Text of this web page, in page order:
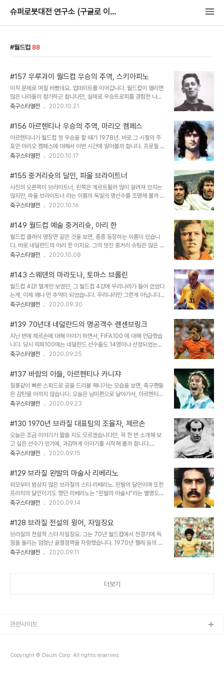
슈퍼로봇대전 연구소 (구글로 이사중)
월드컵 88
#157 우루과이 월드컵 우승의 주역, 스키아피노
이직 문제로 며칠 바빴네요. 업데이트를 이어갑니다. 월드컵이 열리면
많은 나라들이 참가하곤 합니다만, 실제로 우승트로피를 경험한 나라
는 10개국도 되지 않습니다. 2020년 기준으로도, 겨우 8개국이 전
는 축구강호 독일과 프랑스, 이태리, 브라질... 그리고 바로 아르헨티나
와 우루과이 입니다. 사실 우루과이가 1950년에 차지한 두 번째 월드
컵 우승은 대단한 전설로 남아 있습니다. 그 시절의 중심선수였던 스키
아피노를 살펴볼까 합니다. 이번 시간은 한 번 먼 과거로 날아가 봅시
다. 프로필 이름 : Juan Alberto Schiaffino Villano 생년월일 :
축구스타열전 2020.10.21
#156 아르헨티나 우승의 주역, 마리오 켐페스
아르헨티나가 월드컵 첫 우승을 할 때가 1978년. 바로 그 시절의 주
포인 마리오 켐페스에 대해서 이번 시간에 알아볼까 합니다. 프로필 이
름 : Mario Kempes 생년월일 : 1954년 7월 15일 신장/체중 :
20득점 주요수상 : 1978년 월드컵 득점왕 및 MVP 투우사로 불리던
호쾌한 공격수 켐페스 꿈은 이루어집니다. 한국도 언젠가 월드컵 정상
에 서는 날이 올 수 있습니다. 단지, 그 처음이 힘든 것입니다. 아르헨
티나도 마찬가지였습니다. 1974년 월드컵에서 아르헨티나는 2차리
그까지 진출하지만, 요한 크루이프가 이끌던 네덜란드를 만나게 됩니
는 월드컵..
축구스타열전 2020.10.17
#155 중거리슛의 달인, 파울 브라이트너
사진의 오른쪽이 브라이트너, 왼쪽은 게르트뮐러 많이 알려져 있지는
않지만, 파울 브라이트너 라는 이름의 독일의 명선수를 조명해 볼까 합
니다. 1974년 서독대표팀은 네덜란드의 토탈사커를 누르면서 월드컵
은 조명을 받습니다만, 그 외에도 숨은 명선수는 있었습니다. 왼쪽 측
면 수비수 였던 브라이트너도 빼놓을 수 없이 매서운 활약을 펼쳤습니
다. 7경기 3득점이라는 놀라운 활약! 숨은 MVP가 브라이트너 였다
라는 평가도 들었지요. 그는 어떤 선수였을까요. 한 번 살펴봅시다. 프
로필 이름 : Paul Breitner 생년월일 : 1951년 9월 5일 신장/체중 :
축구스타열전 2020.10.16
#149 월드컵 예술 중거리슛, 아리 한
월드컵 클래식 명장면 같은 것을 보면, 종종 등장하는 이름이 있습니
다. 바로 네덜란드의 아리 한 이지요. 그의 멋진 중거리 슈팅은 많은 사
람들을 놀래켰고, 게다가 아리 한의 골 덕분에 네덜란드가 우승후보 이
종 회자되는 어쩌면 당연한 것이겠지요. 74년, 78년 월드컵 네덜란
드 결승진출에 공헌한 아리 한을 살펴봅시다. 프로필 이름 :
Adrianus "Arie" Haan 생년월일 : 1948년 11월 16일 신장/체중 :
182cm / 80kg 포지션 : MF / DF 국적 : 네덜란드 국가대표 : 35
경기 6득점 1978년 월드컵, 그림같은 중거리 슈팅을 연달아 선보인
축구스타열전 2020.10.08
#143 스웨덴의 마라도나, 토마스 브롤린
월드컵 4강! 멀게만 보였던, 그 월드컵 4강에 우리나라가 들어 있었다
는게, 이제 꽤나 먼 추억이 되었습니다. 우리나라만 그런게 아닙니다.
스웨덴 역시 마찬가지입니다. 유로92와 94월드컵 연속으로 4강 신
요. 잘 알려지지는 않았지만 90년대 스웨덴 황금기의 스타, 토마스 브
롤린에 대해서 이번 시간에 살펴볼까 합니다. 프로필 이름 : Per
Tomas Brolin 생년월일 : 1969년 11월 29일 신장/체중 : 178cm
/ 74kg 포지션 : FW, MF 국적 : 스웨덴 국가대표 : 47시합 26득점
90년대 스웨덴 황금기의 스타선수 - 토마스 브롤린 1990년 월드컵,
축구스타열전 2020.09.30
#139 70년대 네덜란드의 명공격수 렌센브링크
지난 번에 제르손에 대해 이야기 하면서, FIFA100 에 대해 언급했습
니다. 당시 피파100에는 네덜란드 선수들도 14명이나 선정되었는데,
거기에는 1947년생 요한크루이프를 필두로, 우리에게도 익숙한 베르
유명한 명선수 였던 렌센브링크의 이름도 올라가 있었습니다. 크게 알
려져 있지는 않지만, 렌센브링크 역시 훌륭한 선수로 이름을 날리는 레
전드! 오늘은 그의 이야기로 가볼까요. 프로필 이름 : Pieter Robert
"Rob" Rensenbrink 생년월일 : 1947년 7월 3일 신장/체중 :
178cm / 76kg 포지션 : FW, MF (주로 왼쪽 윙어) 국적 : 네덜란드
축구스타열전 2020.09.25
#137 바람의 아들, 아르헨티나 카니쟈
질풍같이 빠른 스피드로 공을 드리블 해나가는 모습을 보면, 축구팬들
은 감탄을 아끼지 않습니다. 오늘은 남미편으로 날아가서, 아르헨티나
의 쾌속윙어 클라우디오 카니쟈의 이야기를 준비했습니다. 프로필 이
탈리아계 아르헨티나인이라 카니쟈를 선호) 생년월일 : 1967년 1월
9일 신장/체중 : 172cm / 67kg 포지션 : FW 국적 : 아르헨티나 국
가대표 : 50시합 16득점 바람의 아들, 마라도나의 연인, 쾌속전설 카
니쟈! 압도적인 스피드를 자랑하는 드리블로 적진을 휘젓고 다니는 카
니쟈의 샤방한 모습은 많은 팬들을 사로잡았습니다. 긴 금발에 잘생긴
버풀의 금발을..
축구스타열전 2020.09.23
#130 1970년 브라질 대표팀의 조율자, 제르손
오늘은 조금 이야기가 짧을 지도 모르겠습니다만, 꼭 한 번 소개해 보
고 싶은 선수가 있기에, 과감하게 이야기를 시작해 볼까 합니다.
2010년 월드컵에서 네덜란드의 전설 요한크루이프는, 특히 브라질
다, 플레이메이커가 없다, 제르손, 토스탕, 팔카오, 지코, 소크라테스
같은 선수들은 온데간데 없다" 라며 둥가 감독에게 냉혹한 평가를 내
리지요. 뭐, 지코 등 브라질 마법의 MF 4인방은 그렇다 치고, 제르손
의 이름이 언급되고 있는데, 정작 블로그에서 소개한 적이 없었습니다.
그래서 이번 기회에 제르손은 누구인가 살펴볼까 합니다 ^^ 프로필 이
69kg 포지션 ..
축구스타열전 2020.09.15
#129 브라질 왼발의 마술사 리베리노
외모부터 범상치 않은 브라질의 스타 리베리노. 왼발의 달인이며 또한
프리킥의 달인이기도 했던 리베리노는 "왼발의 마술사"라는 별명도
가지고 있습니다. 펠레가 은퇴 후, 브라질의 10번을 달았던 70년대
Rivelino (리베리노 혹은 히벨리누, 히벨리노 등으로 표기됩니다. 저
는 전자로 표기했습니다.) 생년월일 : 1946년 1월 1일 신장/체중 :
169cm / 73kg 포지션 : FW / MF 국적 : 브라질 국가대표 : 122시
합 43득점 왼발의 마술사, 리베리노 이야기 리베리노는 왼발 하나로
축구예술을 펼쳐나갔던 선수였습니다. 강력한 왼발 슈팅, 다양하면서
축구스타열전 2020.09.14
#128 브라질 전설의 윙어, 자일징요
브라질의 전설적 스타 자일징요. 그는 70년 월드컵에서 전경기에 득
점을 올리는 엄청난 골결정력을 자랑했습니다. 1970년 펠레 등의 스
타선수들과 함께 브라질의 세 번째 월드컵 우승을 이끈 주역, 이번 회
지션 : FW (주포지션은 오른쪽윙) 국적 : 브라질 국가대표 : 81시합
축구스타열전 2020.09.11
더보기
Copyright © Daum Corp. All rights reserved.
관련사이트